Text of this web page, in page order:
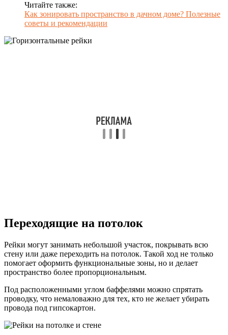
Читайте также:
Как зонировать пространство в дачном доме? Полезные
советы и рекомендации
Переходящие на потолок
Рейки могут занимать небольшой участок, покрывать всю
стену или даже переходить на потолок. Такой ход не только
помогает оформить функциональные зоны, но и делает
пространство более пропорциональным.
Под расположенными углом баффелями можно спрятать
проводку, что немаловажно для тех, кто не желает убирать
провода под гипсокартон.